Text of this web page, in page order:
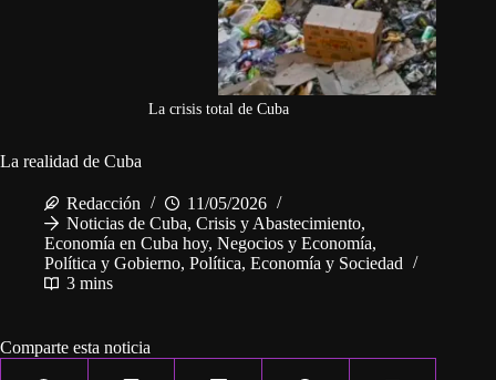
La crisis total de Cuba
La realidad de Cuba
Redacción
11/05/2026
Noticias de Cuba, Crisis y Abastecimiento,
Economía en Cuba hoy, Negocios y Economía,
Política y Gobierno, Política, Economía y Sociedad
3 mins
Comparte esta noticia